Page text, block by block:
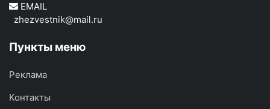
EMAIL
zhezvestnik@mail.ru
Пункты меню
Реклама
Контакты